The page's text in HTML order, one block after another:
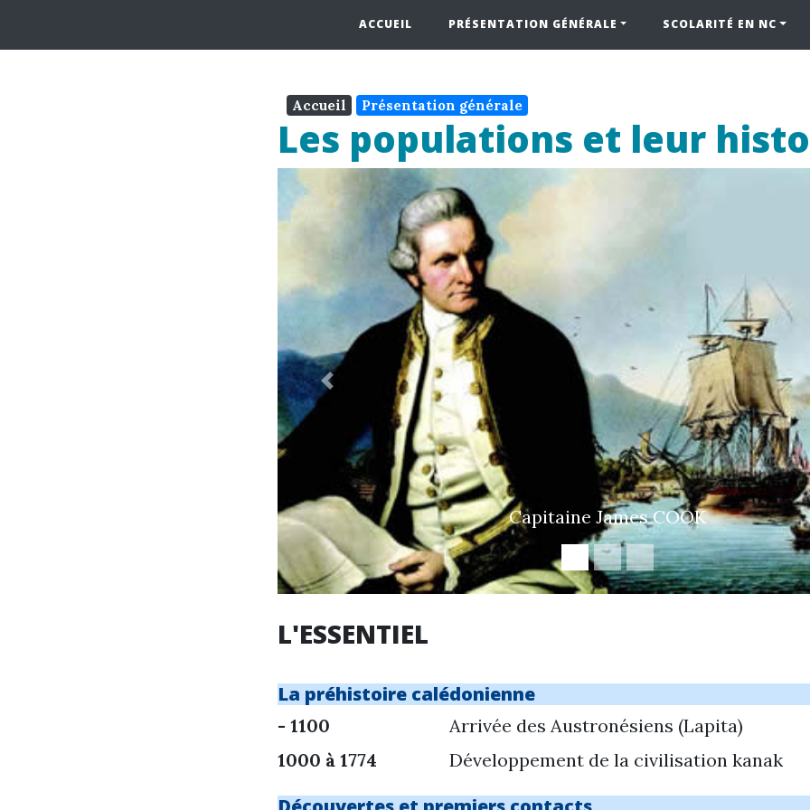
ACCUEIL PRÉSENTATION GÉNÉRALE SCOLARITÉ EN NC
Accueil Présentation générale
Les populations et leur
Capitaine James COOK
Previous
L'ESSENTIEL
La préhistoire calédonienne
- 1100
Arrivée des Austronésiens (Lapita)
1000 à 1774
Développement de la civilisation kanak